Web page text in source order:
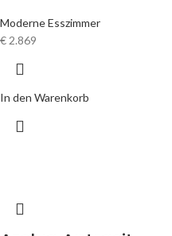
Moderne Esszimmer
€2.869
In den Warenkorb